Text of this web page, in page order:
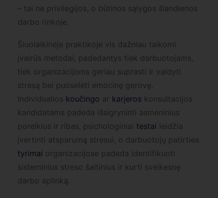
– tai ne privilegijos, o būtinos sąlygos šiandienos
darbo rinkoje.
Šiuolaikinėje praktikoje vis dažniau taikomi
įvairūs metodai, padedantys tiek darbuotojams,
tiek organizacijoms geriau suprasti ir valdyti
stresą bei puoselėti emocinę gerovę.
Individualios koučingo ar karjeros konsultacijos
kandidatams padeda išsigryninti asmeninius
poreikius ir ribas, psichologiniai testai leidžia
įvertinti atsparumą stresui, o darbuotojų patirties
tyrimai organizacijose padeda identifikuoti
sisteminius streso šaltinius ir kurti sveikesnę
darbo aplinką.